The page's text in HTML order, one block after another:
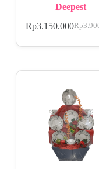
Deepest
Rp
Rp3.150.000